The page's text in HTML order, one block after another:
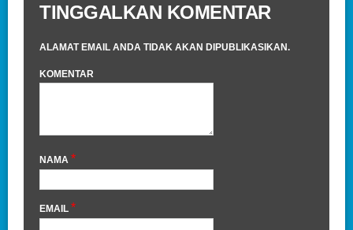
TINGGALKAN KOMENTAR
ALAMAT EMAIL ANDA TIDAK AKAN DIPUBLIKASIKAN.
KOMENTAR
NAMA *
EMAIL *